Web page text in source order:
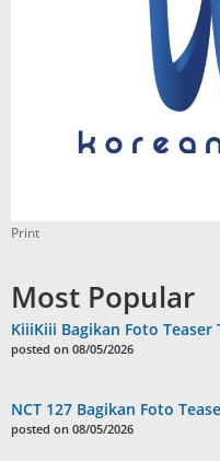
Print
Most Popular
KiiiKiii Bagikan Foto
posted on 08/05/2026
NCT 127 Bagikan Foto
posted on 08/05/2026